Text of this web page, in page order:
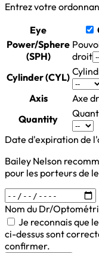
Entrez votre
Eye
Power/Sphere
(SPH)
droit
Cylinder (CYL)
Axis
Axe
Quantity
Date d'expiration de
Bailey Nelson
pour les porteurs de
Nom du Dr/
Je reconnais que
ci-dessus sont
confirmer.